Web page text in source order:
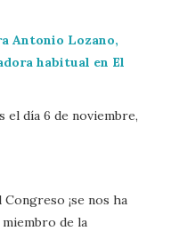
Antonio Lozano,
habitual en El
el día 6 de noviembre,
¡se nos ha
de la